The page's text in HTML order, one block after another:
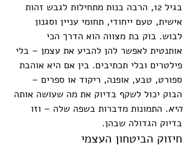
בגיל 12, הרבה בנות מתחילות לגבש זהות
אישית, טעם ייחודי, תחומי עניין וסגנון
לבוש. בוק בת מצווה הוא הדרך הכי
אותנטית לאפשר להן להביע את עצמן – בלי
פילטרים ובלי תכתיבים. בין אם היא אוהבת
ספורט, טבע, אופנה, ריקוד או ספרים –
הבוק יכול לשקף בדיוק את מה שעושה אותה
היא. התמונות מדברות בשפה שלה – וזו
בדיוק הגדולה שבהן.
חיזוק הביטחון העצמי